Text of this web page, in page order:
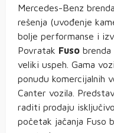
Mercedes-Benz
rešenja (uvođenje
bolje performanse i
Povratak Fuso
veliki uspeh. Gama
ponudu komercijalnih
Canter vozila.
raditi prodaju
početak jačanja Fuso